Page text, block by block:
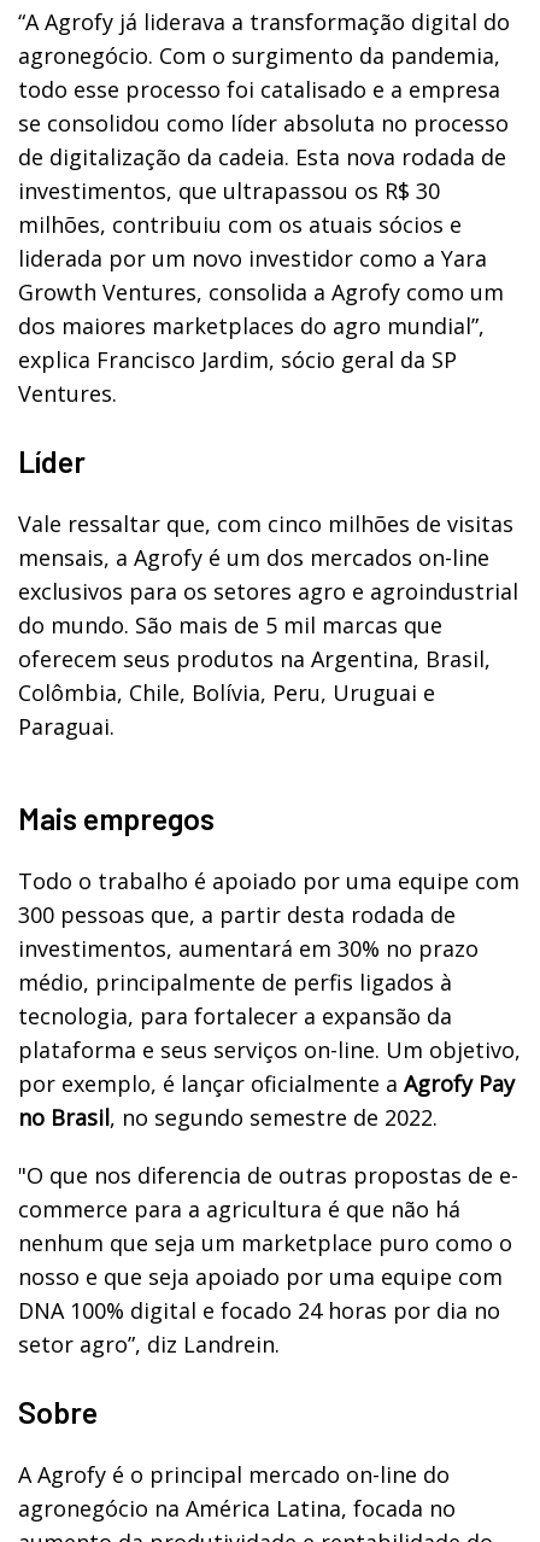
“A Agrofy já liderava a transformação digital do
agronegócio. Com o surgimento da pandemia,
todo esse processo foi catalisado e a empresa
se consolidou como líder absoluta no processo
de digitalização da cadeia. Esta nova rodada de
investimentos, que ultrapassou os R$ 30
milhões, contribuiu com os atuais sócios e
liderada por um novo investidor como a Yara
Growth Ventures, consolida a Agrofy como um
dos maiores marketplaces do agro mundial”,
explica Francisco Jardim, sócio geral da SP
Ventures.
Líder
Vale ressaltar que, com cinco milhões de visitas
mensais, a Agrofy é um dos mercados on-line
exclusivos para os setores agro e agroindustrial
do mundo. São mais de 5 mil marcas que
oferecem seus produtos na Argentina, Brasil,
Colômbia, Chile, Bolívia, Peru, Uruguai e
Paraguai.
Mais empregos
Todo o trabalho é apoiado por uma equipe com
300 pessoas que, a partir desta rodada de
investimentos, aumentará em 30% no prazo
médio, principalmente de perfis ligados à
tecnologia, para fortalecer a expansão da
plataforma e seus serviços on-line. Um objetivo,
por exemplo, é lançar oficialmente a Agrofy Pay
no Brasil, no segundo semestre de 2022.
"O que nos diferencia de outras propostas de e-
commerce para a agricultura é que não há
nenhum que seja um marketplace puro como o
nosso e que seja apoiado por uma equipe com
DNA 100% digital e focado 24 horas por dia no
setor agro”, diz Landrein.
Sobre
A Agrofy é o principal mercado on-line do
agronegócio na América Latina, focada no